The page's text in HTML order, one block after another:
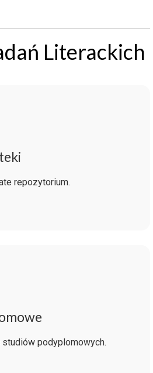
Literackich
repozytorium.
podyplomowych.